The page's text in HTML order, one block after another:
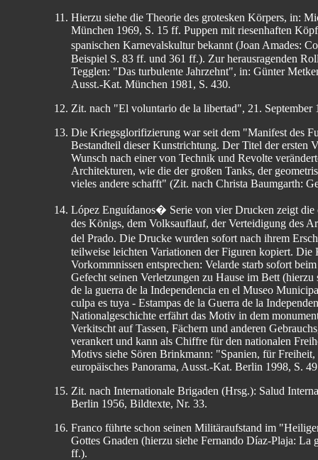
Hierzu siehe die Theorie des grotesken Körpers, in:
München 1969, S. 15 ff. Puppen mit riesenhaften
spanischen Karnevalskultur bekannt (Joan Amades:
Beispiel S. 83 ff. und 361 ff.). Zur herausragenden
Tegglen: "Das turbulente Jahrzehnt", in: Günter
Ausst.-Kat. München 1981, S. 430.
Zit. nach "El voluntario de la libertad", 21. September
Die Kriegsglorifizierung war seit dem "Manifest des
Bestandteil dieser Kunstrichtung. Der Titel der ersten
Wunsch nach einer von Technik und Revolte
Architekturen, wie die der großen Tanks, der
vieles andere schafft" (Zit. nach Christa Baumgarth:
López Enguídanos� Serie von vier Drucken zeigt die
des Königs, dem Volksauflauf, der Verteidigung des
del Prado. Die Drucke wurden sofort nach ihrem
teilweise leichten Variationen der Figuren kopiert.
Vorkommnissen entsprechen: Velarde starb sofort
Gefecht seinen Verletzungen zu Hause im Bett
de la guerra de la Independencia en el Museo
culpa es tuya - Estampas de la Guerra de la
Nationalgeschichte erfährt das Motiv in dem
Verkitscht auf Tassen, Fächern und anderen
verankert und kann als Chiffre für den nationalen
Motivs siehe Sören Brinkmann: "Spanien, für
europäisches Panorama, Ausst.-Kat. Berlin 1998, S.
Zit. nach Internationale Brigaden (Hrsg.): Salud
Berlin 1956, Bildtexte, Nr. 33.
Franco führte schon seinen Militäraufstand im
Gottes Gnaden (hierzu siehe Fernando Díaz-Plaja: La
ff.).